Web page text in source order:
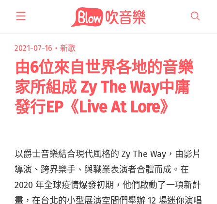
2021-07-16・ 新歌
由6位來自世界各地的音樂
家所組成 Zy The Way中庸
發行EP《Live At Lore》
以爵士音樂結合現代風格的 Zy The Way，由影片
導演、跨界樂手、與職業表演者合體而成。在
2020 年全球疫情爆發初期，他們啟動了一項新計
畫，在台北的小型展演空間們舉辦 12 場迷你演唱